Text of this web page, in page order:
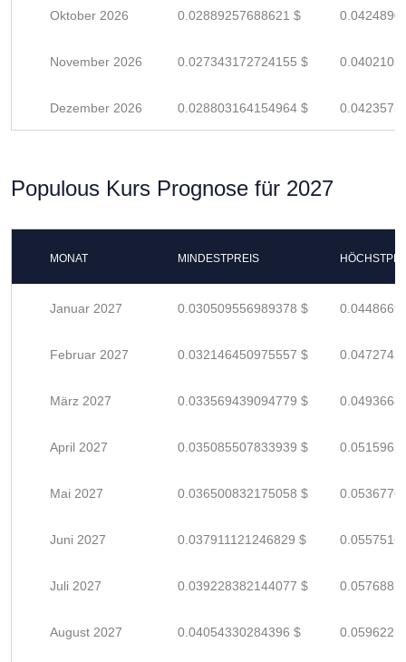
Oktober 2026 0.02889257688621 $
November 2026 0.027343172724155 $
Dezember 2026 0.028803164154964 $
Populous Kurs Prognose für 2027
MONAT MINDESTPREIS
Januar 2027 0.030509556989378 $
Februar 2027 0.032146450975557 $
März 2027 0.033569439094779 $
April 2027 0.035085507833939 $
Mai 2027 0.036500832175058 $
Juni 2027 0.037911121246829 $
Juli 2027 0.039228382144077 $
August 2027 0.04054330284396 $